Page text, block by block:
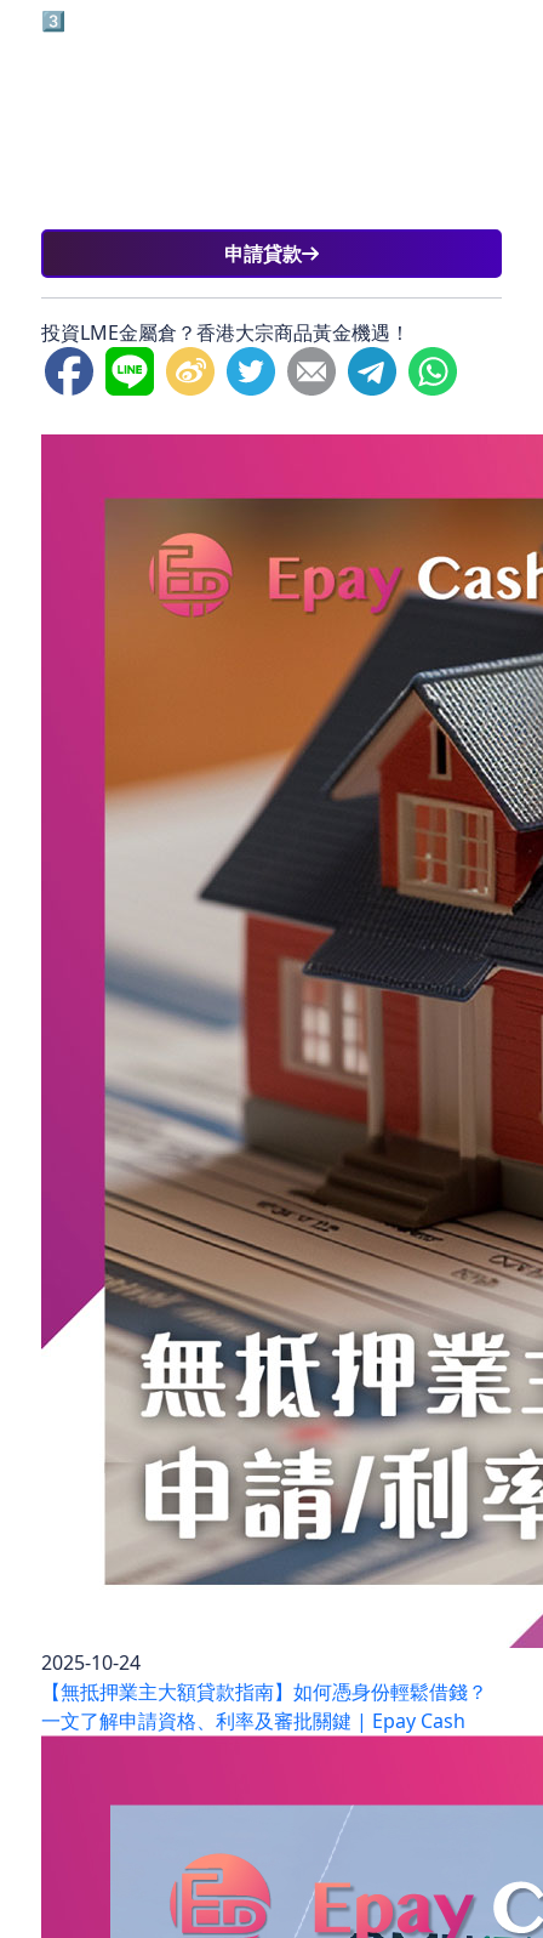
3️⃣ 企業：申請貨款，拓展金屬貿易業務。
申請貸款
投資LME金屬倉？香港大宗商品黃金機遇！
2025-10-24
【無抵押業主大額貸款指南】如何憑身份輕鬆借錢？
一文了解申請資格、利率及審批關鍵 | Epay Cash